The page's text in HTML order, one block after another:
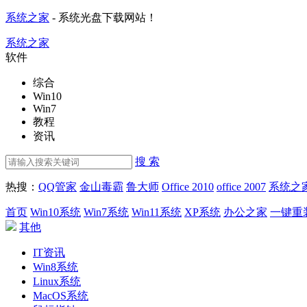
系统之家 - 系统光盘下载网站！
系统之家
软件
综合
Win10
Win7
教程
资讯
搜 索
热搜： QQ管家 金山毒霸 鲁大师 Office 2010 office 2007 系统之
首页 Win10系统 Win7系统 Win11系统 XP系统 办公之家 一键重
其他
IT资讯
Win8系统
Linux系统
MacOS系统